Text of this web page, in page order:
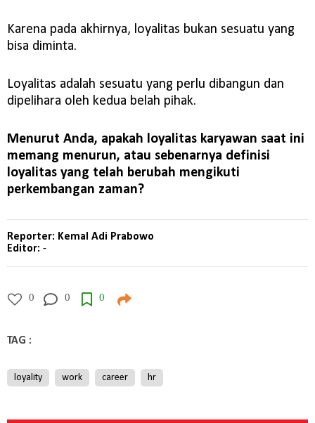
Karena pada akhirnya, loyalitas bukan sesuatu yang
bisa diminta.
Loyalitas adalah sesuatu yang perlu dibangun dan
dipelihara oleh kedua belah pihak.
Menurut Anda, apakah loyalitas karyawan saat ini
memang menurun, atau sebenarnya definisi
loyalitas yang telah berubah mengikuti
perkembangan zaman?
Reporter: Kemal Adi Prabowo
Editor: -
0 0 0
TAG :
loyality work career hr